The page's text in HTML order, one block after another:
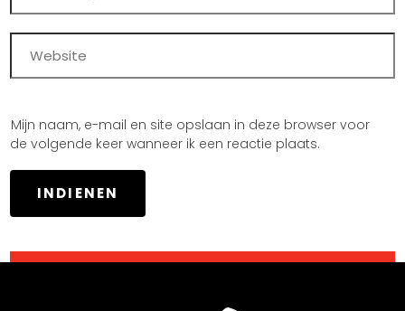
Mijn naam, e-mail en site opslaan in deze browser voor
de volgende keer wanneer ik een reactie plaats.